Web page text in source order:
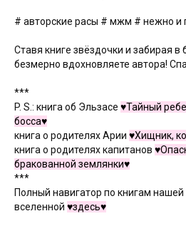
# авторские расы # мжм # нежно и
Ставя книге звёздочки и забирая в
безмерно вдохновляете автора!
***
P. S.: книга об Эльзасе ♥️Тайный
босса♥️
книга о родителях Арии ♥️Хищник,
книга о родителях капитанов
бракованной землянки♥️
***
Полный навигатор по книгам нашей
вселенной ♥️здесь♥️